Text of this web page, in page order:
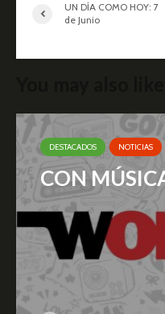
UN DÍA COMO HOY: 7
de Junio
DESTACADOS NOTICIAS
CON